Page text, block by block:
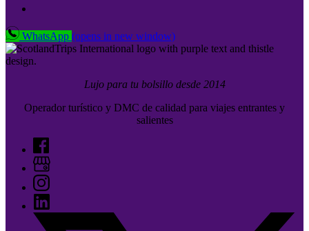
WhatsApp (opens in new window)
Lujo para tu bolsillo desde 2014
Operador turístico y DMC de calidad para viajes entrantes y
salientes